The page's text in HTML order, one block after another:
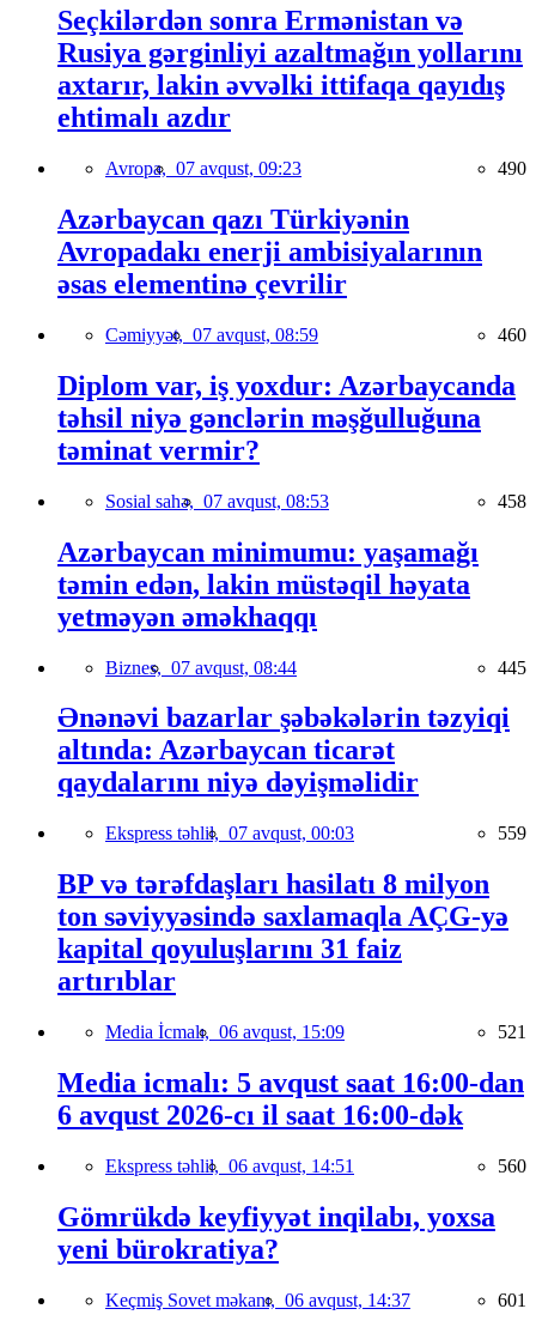
Seçkilərdən sonra Ermənistan və
Rusiya gərginliyi azaltmağın yollarını
axtarır, lakin əvvəlki ittifaqa qayıdış
ehtimalı azdır
Avropa, 07 avqust, 09:23 490
Azərbaycan qazı Türkiyənin
Avropadakı enerji ambisiyalarının
əsas elementinə çevrilir
Cəmiyyət, 07 avqust, 08:59 460
Diplom var, iş yoxdur: Azərbaycanda
təhsil niyə gənclərin məşğulluğuna
təminat vermir?
Sosial sahə, 07 avqust, 08:53 458
Azərbaycan minimumu: yaşamağı
təmin edən, lakin müstəqil həyata
yetməyən əməkhaqqı
Biznes, 07 avqust, 08:44 445
Ənənəvi bazarlar şəbəkələrin təzyiqi
altında: Azərbaycan ticarət
qaydalarını niyə dəyişməlidir
Ekspress təhlil, 07 avqust, 00:03 559
BP və tərəfdaşları hasilatı 8 milyon
ton səviyyəsində saxlamaqla AÇG-yə
kapital qoyuluşlarını 31 faiz
artırıblar
Media İcmalı, 06 avqust, 15:09 521
Media icmalı: 5 avqust saat 16:00-dan
6 avqust 2026-cı il saat 16:00-dək
Ekspress təhlil, 06 avqust, 14:51 560
Gömrükdə keyfiyyət inqilabı, yoxsa
yeni bürokratiya?
Keçmiş Sovet məkanı, 06 avqust, 14:37 601